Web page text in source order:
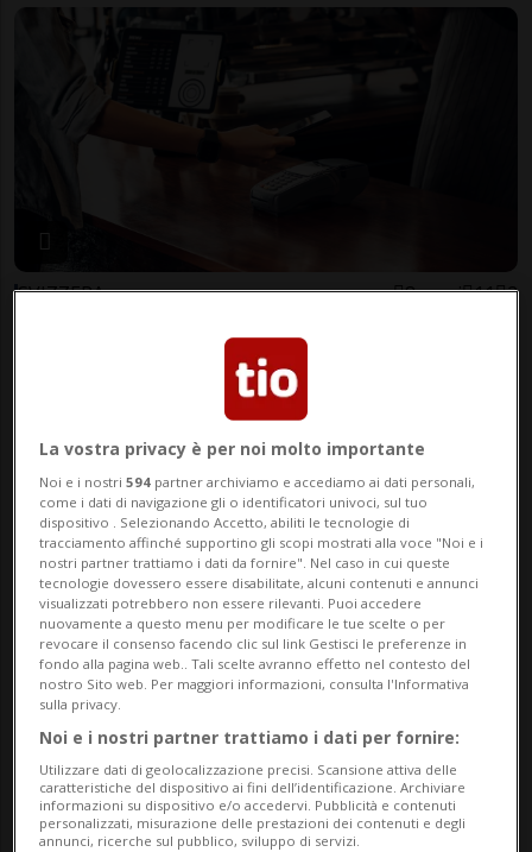
SVIZZERA 8 mesi 11 2
Pagamenti digitali in Svizzera:
Apple sotto accusa, Twint
pronta alla battaglia
GUERRA COMMERCIALE 11 mesi
Multa a Google, Trump
minaccia ulteriori dazi
La vostra privacy è per noi molto importante
Noi e i nostri594 partner archiviamo e accediamo ai dati personali,
come i dati di navigazione gli o identificatori univoci, sul tuo
dispositivo . Selezionando Accetto, abiliti le tecnologie di
tracciamento affinché supportino gli scopi mostrati alla voce "Noi e i
nostri partner trattiamo i dati da fornire". Nel caso in cui queste
tecnologie dovessero essere disabilitate, alcuni contenuti e annunci
visualizzati potrebbero non essere rilevanti. Puoi accedere
nuovamente a questo menu per modificare le tue scelte o per
revocare il consenso facendo clic sul link Gestisci le preferenze in
fondo alla pagina web.. Tali scelte avranno effetto nel contesto del
nostro Sito web. Per maggiori informazioni, consulta l'Informativa
sulla privacy.
Noi e i nostri partner trattiamo i dati per fornire:
Utilizzare dati di geolocalizzazione precisi. Scansione attiva delle
caratteristiche del dispositivo ai fini dell’identificazione. Archiviare
informazioni su dispositivo e/o accedervi. Pubblicità e contenuti
personalizzati, misurazione delle prestazioni dei contenuti e degli
annunci, ricerche sul pubblico, sviluppo di servizi.